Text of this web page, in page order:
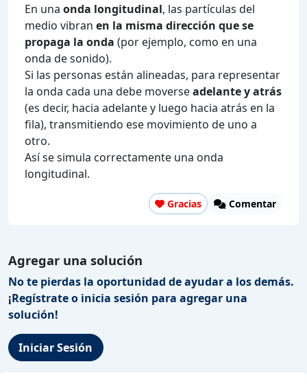
En una onda longitudinal, las partículas del
medio vibran en la misma dirección que se
propaga la onda (por ejemplo, como en una
onda de sonido).
Si las personas están alineadas, para representar
la onda cada una debe moverseadelante y atrás
(es decir, hacia adelante y luego hacia atrás en la
fila), transmitiendo ese movimiento de uno a
otro.
Así se simula correctamente una onda
longitudinal.
Gracias Comentar
Agregar una solución
No te pierdas la oportunidad de ayudar a los demás.
¡Regístrate o inicia sesión para agregar una
solución!
Iniciar Sesión